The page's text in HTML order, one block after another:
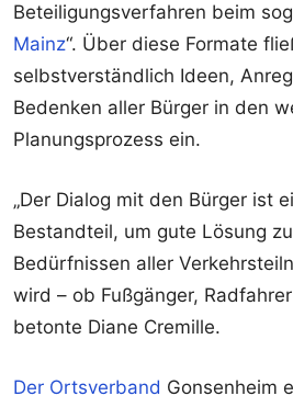
Beteiligungsverfahren beim
Mainz“. Über diese Formate
selbstverständlich Ideen,
Bedenken aller Bürger in den
Planungsprozess ein.
„Der Dialog mit den Bürger ist
Bestandteil, um gute Lösung
Bedürfnissen aller
wird – ob Fußgänger,
betonte Diane Cremille.
Der Ortsverband Gonsenheim